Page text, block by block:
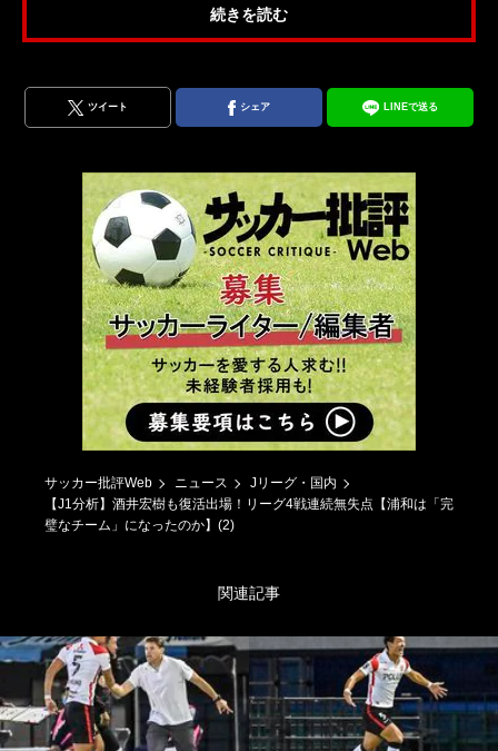
続きを読む
ツイート シェア LINEで送る
サッカー批評Web ニュース
Jリーグ・国内
【J1分析】酒井宏樹も復活出場！リーグ4戦連続無失点【浦和は「完
璧なチーム」になったのか】(2)
関連記事